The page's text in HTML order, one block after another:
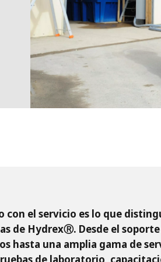
OTV
PMT
SIDEM
WESTGARTH
WHITTIER
el servicio es lo que
de HydrexⓇ. Desde el
hasta una amplia gama de
de laboratorio,